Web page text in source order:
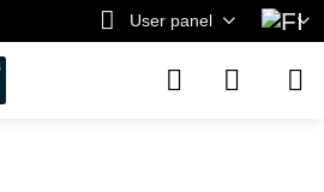
User panel